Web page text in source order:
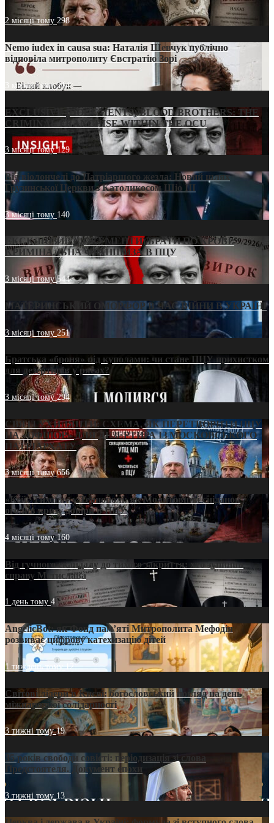
2 місяці тому 298
Nemo iudex in causa sua: Наталія Шевчук публічно
відповіла митрополиту Євстратію Зорі
3 місяці тому214
EXCLUSIVE (DOCUMENTS)/BLOOD BROTHERS: THE
CRIMINAL FRANCHISE WITHIN THE OCU
3 місяці тому129
Від віолончелі до Патріаршого жезла: Новий шлях
Грузинської Церкви з Католикосом Шіо III
3 місяці тому 140
ЕКСКЛЮЗИВ (ДОКУМЕНТИ)/БРАТИ ПО КРОВІ:
КРИМІНАЛЬНА ФРАНШИЗА В ПЦУ
3 місяці тому544
МАТЕРИНСЬКИЙ ОМОРФОР В ЧАС ВІЙНИ В УКРАЇНІ
3 місяці тому251
Братська «броня» під куполами: чи стане ПЦУ прихистком
для дезертирів у рясах?
3 місяці тому294
СВЯТІ УХИЛЯНТИ: СХЕМА, ЯК ПЕРЕТВОРИТИ ПЦУ
НА «ОФШОР» ДЛЯ ДЕЗЕРТИРА ІЗ МОСКОВСЬКОГО
ПАТРІАРХАТУ
3 місяці тому656
«Кейс Тихона» у Тернополі: як Молитовний сніданок
оголив кризу довіри в ПЦУ
4 місяці тому160
Від гучного скандалу до тихого закриття: хто зупинив
справу Мстислава
1 день тому4
AngelicBot: як Фонд пам’яті Митрополита Мефодія
розвиває цифрову катехизацію дітей
1 тиждень тому12
Світові лідери в Києві: богословський погляд на день
міжнародної солідарності
3 тижні тому19
35 років свободи совісті: періодизація зі слова
Предстоятеля. Документ епохи
3 тижні тому 13